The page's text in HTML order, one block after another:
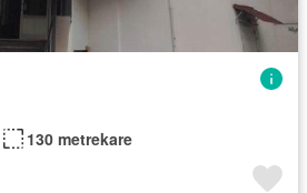
130 metrekare